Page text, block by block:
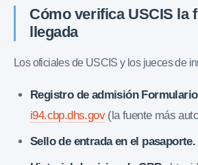
Cómo verifica USCIS la
llegada
Los oficiales de USCIS y los jueces de
Registro de admisión
i94.cbp.dhs.gov(la fuente más
Sello de entrada en el pasaporte.